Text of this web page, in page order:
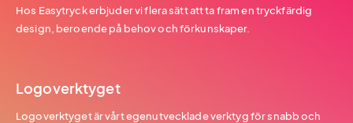
Hos Easytryck erbjuder vi flera sätt att ta fram en tryckfärdig
design, beroende på behov och förkunskaper.
Logoverktyget
Logoverktyget är vårt egenutvecklade verktyg för snabb och